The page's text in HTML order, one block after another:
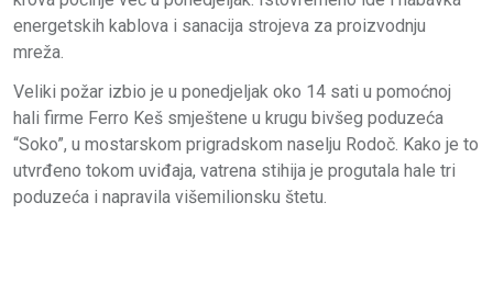
energetskih kablova i sanacija strojeva za proizvodnju
mreža.
Veliki požar izbio je u ponedjeljak oko 14 sati u pomoćnoj
hali firme Ferro Keš smještene u krugu bivšeg poduzeća
“Soko”, u mostarskom prigradskom naselju Rodoč. Kako je to
utvrđeno tokom uviđaja, vatrena stihija je progutala hale tri
poduzeća i napravila višemilionsku štetu.